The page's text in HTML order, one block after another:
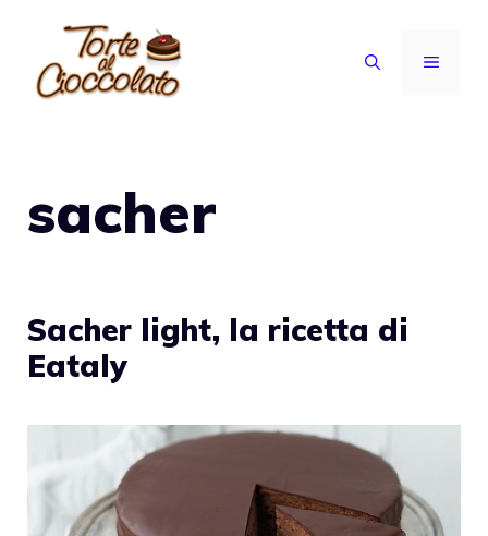
contenuto
MENU
sacher
Sacher light, la ricetta di
Eataly